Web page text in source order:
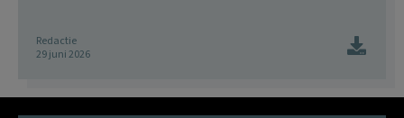
Redactie
29 juni 2026